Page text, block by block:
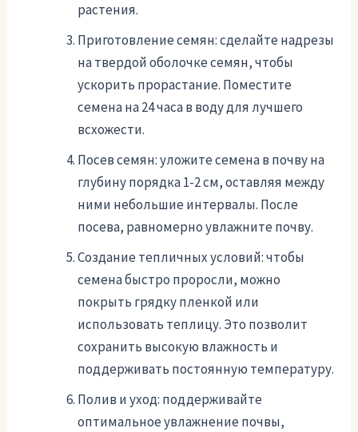
растения.
Приготовление семян: сделайте надрезы
на твердой оболочке семян, чтобы
ускорить прорастание. Поместите
семена на 24 часа в воду для лучшего
всхожести.
Посев семян: уложите семена в почву на
глубину порядка 1-2 см, оставляя между
ними небольшие интервалы. После
посева, равномерно увлажните почву.
Создание тепличных условий: чтобы
семена быстро проросли, можно
покрыть грядку пленкой или
использовать теплицу. Это позволит
сохранить высокую влажность и
поддерживать постоянную температуру.
Полив и уход: поддерживайте
оптимальное увлажнение почвы,